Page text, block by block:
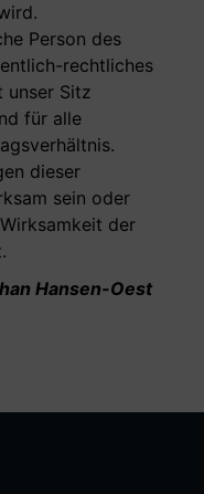
Person des
rechtliches
unser Sitz
für alle
dieser
sein oder
der
Hansen-Oest